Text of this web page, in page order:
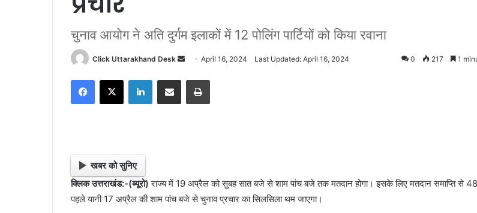
चुनाव आयोग ने अति दुर्गम इलाकों में 12 पोलिंग पार्टियों को किया रवाना
Click Uttarakhand Desk
d
l
April 16, 2024 Last Updated: April 16, 2024 0 217 1
खबर को सुनिए
क्लिक उत्तराखंड:-(ब्यूरो)राज्य में 19 अप्रैल को सुबह सात बजे से शाम पांच बजे तक मतदान होगा। इसके लिए मतदान समाप्ति से
पहले यानी 17 अप्रैल की शाम पांच बजे से चुनाव प्रचार का सिलसिला थम जाएगा।